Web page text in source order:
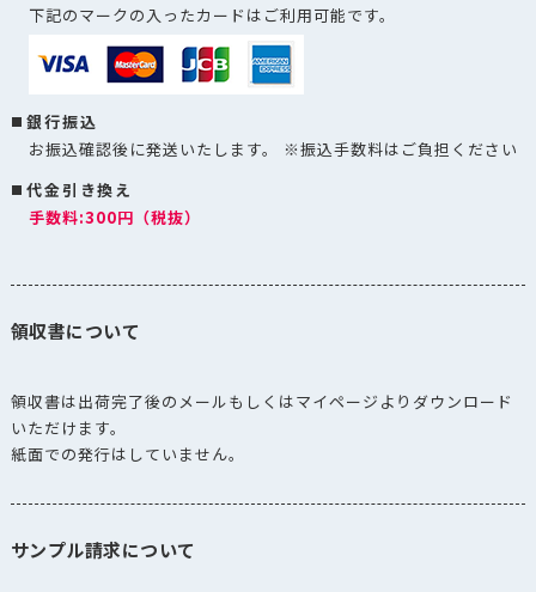
下記のマークの入ったカードはご利用可能です。
銀行振込
お振込確認後に発送いたします。 ※振込手数料はご負担ください
代金引き換え
手数料:300円（税抜）
領収書について
領収書は出荷完了後のメールもしくはマイページよりダウンロード
いただけます。
紙面での発行はしていません。
サンプル請求について